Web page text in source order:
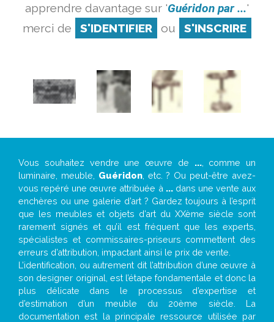
apprendre davantage sur 'Guéridon par ...'
merci de
S'IDENTIFIER ou S'INSCRIRE
Vous souhaitez vendre une œuvre de ..., comme un
luminaire, meuble, Guéridon, etc. ? Ou peut-être avez-
vous repéré une œuvre attribuée à ...dans une vente aux
enchères ou une galerie d’art ? Gardez toujours à l’esprit
que les meubles et objets d’art du XXème siècle sont
rarement signés et qu’il est fréquent que les experts,
spécialistes et commissaires-priseurs commettent des
erreurs d’attribution, impactant ainsi le prix de vente.
L’identification, ou autrement dit l’attribution d’une œuvre à
son designer original, est l’étape fondamentale et donc la
plus délicate dans le processus d’expertise et
d’estimation d’un meuble du 20ème siècle. La
documentation est la principale ressource utilisée par